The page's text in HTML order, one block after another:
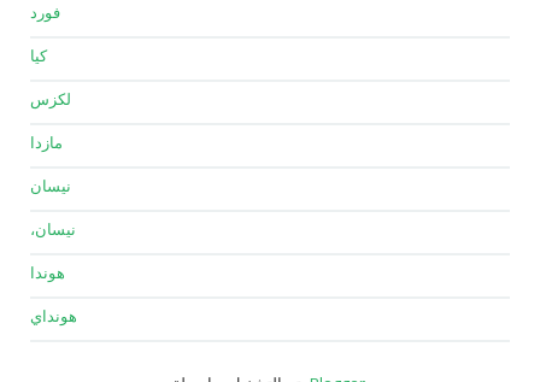
فورد
كيا
لكزس
مازدا
نيسان
نيسان،
هوندا
هونداي